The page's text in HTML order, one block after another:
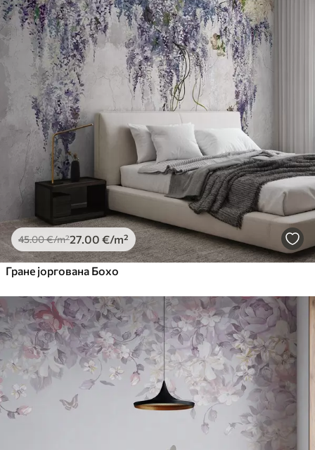
45.00€/m²27 .00 €/m²
Гране јоргована Бохо